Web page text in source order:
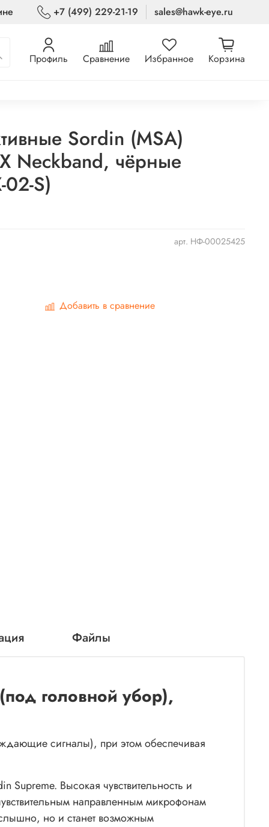
+7 (499) 229-21-19 sales@hawk-eye.ru
Профиль Сравнение Избранное Корзина
арт. НФ-00025425
Sordin (MSA)
Neckband, чёрные
S)
Добавить в сравнение
Файлы
головной убор),
сигналы), при этом обеспечивая
Высокая чувствительность и
направленным микрофонам
но и станет возможным